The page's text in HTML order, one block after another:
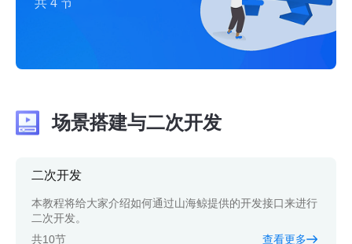
共4节
场景搭建与二次开发
二次开发
本教程将给大家介绍如何通过山海鲸提供的开发接口来进行
二次开发。
共10节
查看更多